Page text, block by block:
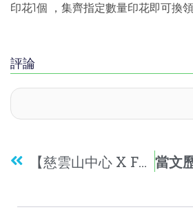
印花1個 ，集齊指定數量印花即可換
評論
【慈雲山中心 X Fueki DIY 快楽製造所】製作個人化專屬Fueki￼